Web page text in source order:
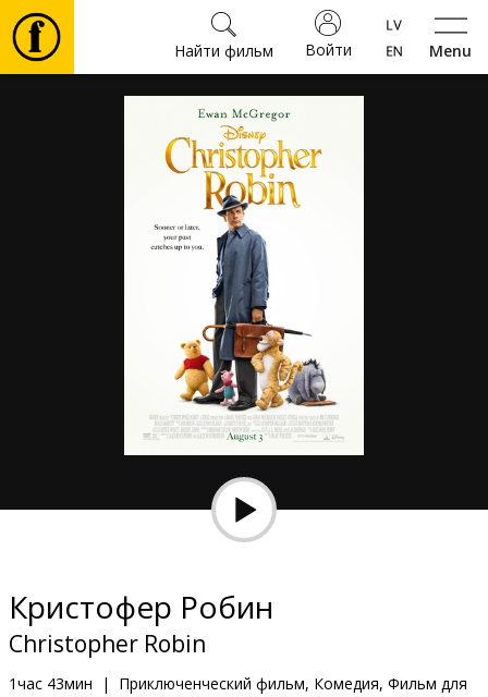
Menu
Войти
Найти фильм
Фильмы
Клуб
Кристофер Робин
Christopher Robin
1час 43мин |
Приключенческий фильм, Комедия, Фильм для